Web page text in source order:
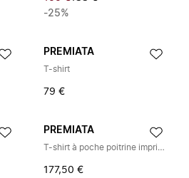
-25%
PREMIATA
T-shirt
79 €
PREMIATA
T-shirt à poche poitrine imprimé logo
177,50 €